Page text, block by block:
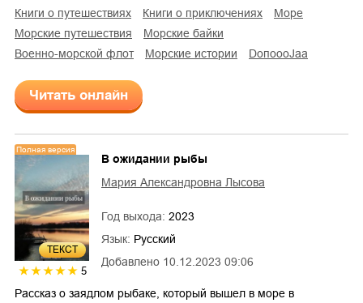
книги о путешествиях
книги о приключениях
море
морские путешествия
морские байки
военно-морской флот
морские истории DoпоoоJaа
Читать онлайн
ТЕКСТ
Полная версия
5
Добавлено 10.12.2023 09:06
В ожидании рыбы
Мария Александровна Лысова
Год выхода: 2023
Язык: Русский
Рассказ о заядлом рыбаке, который вышел в море в